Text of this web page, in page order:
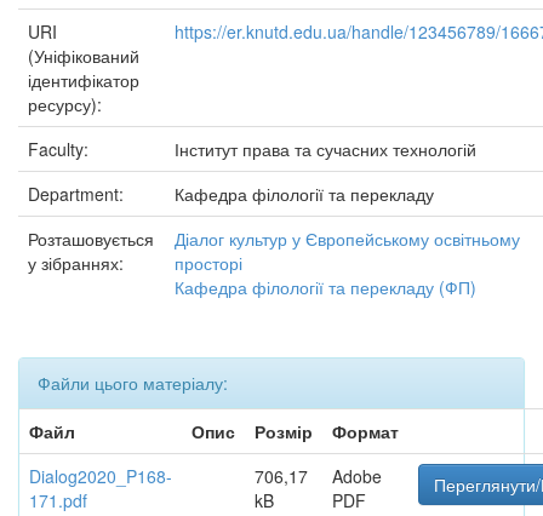
URI
(Уніфікований
ідентифікатор
ресурсу):
https://er.knutd.edu.ua/handle/123456789/
Faculty:
Інститут права та сучасних технологій
Department:
Кафедра філології та перекладу
Розташовується
у зібраннях:
Діалог культур у Європейському освітньому
просторі
Кафедра філології та перекладу (ФП)
Файли цього матеріалу:
Файл
Опис Розмір
Формат
Dialog2020_P168-
171.pdf
706,17
kB
Adobe
PDF
Переглянути/